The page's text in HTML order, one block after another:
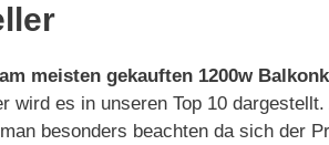
am meisten gekauften 1200w
es in unseren Top 10
besonders beachten da sich der